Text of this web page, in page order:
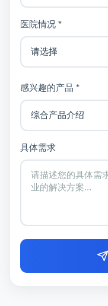
医院情况 *
感兴趣的产品 *
具体需求